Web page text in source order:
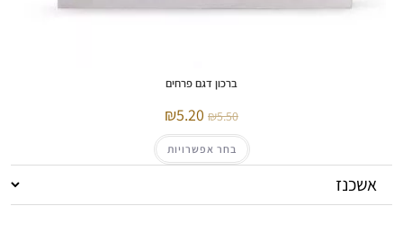
ברכון דגם פרחים
5.50
5.20
בחר אפשרויות